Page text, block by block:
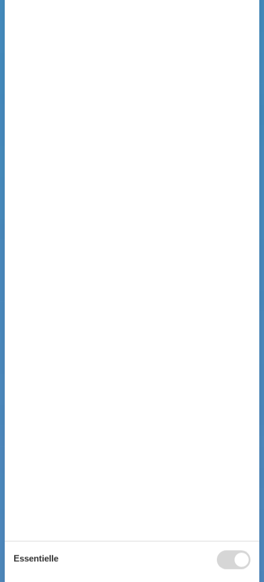
Essentielle